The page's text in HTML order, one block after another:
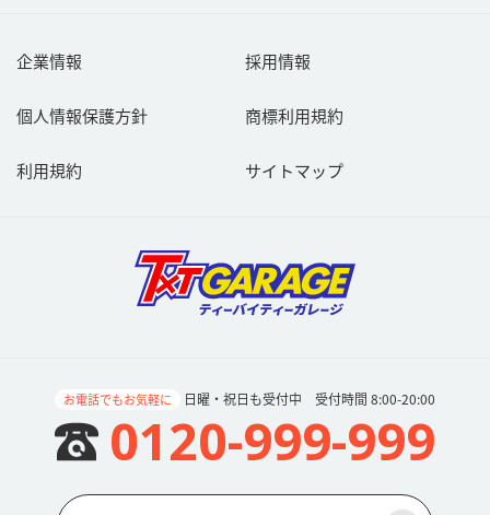
お電話でもお気軽に 日曜・祝日も受付中 受付時間 8:00-20:00
0120-999-999
企業情報 採用情報
個人情報保護方針 商標利用規約
利用規約 サイトマップ